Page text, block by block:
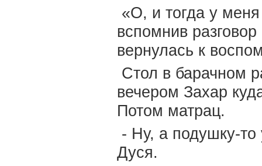
«О, и тогда у
вспомнив
вернулась к
Стол в барачном
вечером Захар
Потом матрац.
- Ну, а подушку-то
Дуся.